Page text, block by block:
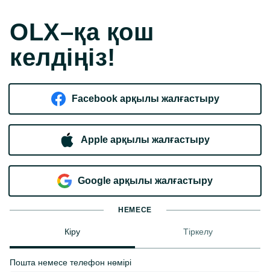
OLX–қа қош
келдіңіз!
Facebook арқылы жалғастыру
Apple арқылы жалғастыру
Google арқылы жалғастыру
НЕМЕСЕ
Кіру Тіркелу
Пошта немесе телефон нөмірі